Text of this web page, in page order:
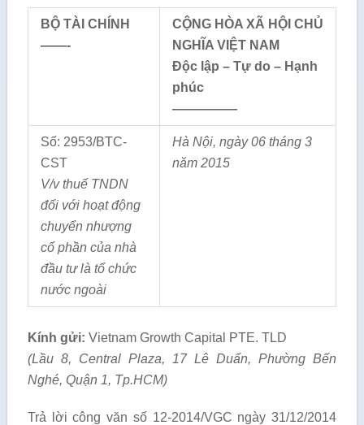
BỘ TÀI CHÍNH
——-
CỘNG HÒA XÃ HỘI CHỦ
NGHĨA VIỆT NAM
Độc lập – Tự do – Hạnh
phúc
—————
Số: 2953/BTC-
CST
V/v thuế TNDN
đối với hoạt động
chuyển nhượng
cổphần của nhà
đầu tưlà tổ chức
nướcngoài
Hà Nội, ngày06tháng 3
năm 2015
Kính gửi: Vietnam Growth Capital PTE. TLD
(Lầu 8, Central Plaza, 17 Lê Duẩn, Phường Bến
Nghé, Quận 1, Tp.HCM)
Trả lời công văn số 12-2014/VGC ngày 31/12/2014